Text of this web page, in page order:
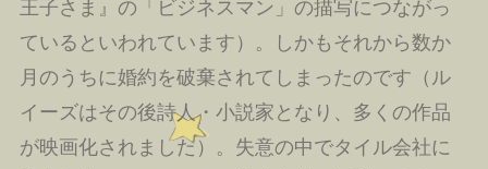
王子さま』の「ビジネスマン」の描写につながっ
ているといわれています）。しかもそれから数か
月のうちに婚約を破棄されてしまったのです（ル
イーズはその後詩人・小説家となり、多くの作品
が映画化されました）。失意の中でタイル会社に